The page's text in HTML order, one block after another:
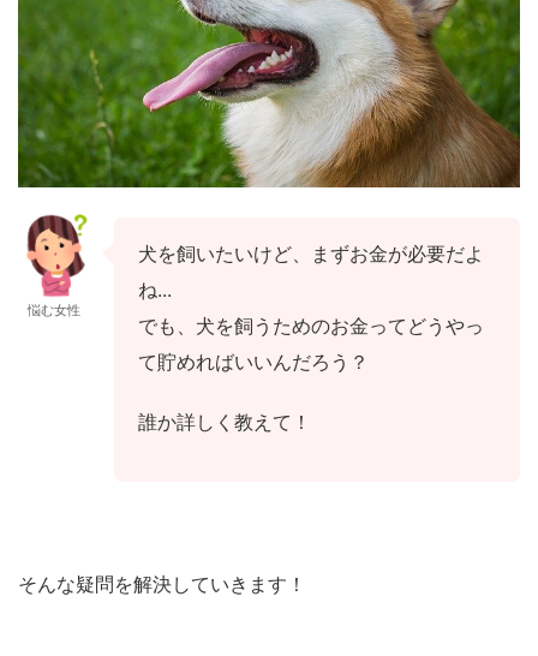
悩む女性
犬を飼いたいけど、まずお金が必要だよ
ね...
でも、犬を飼うためのお金ってどうやっ
て貯めればいいんだろう？
誰か詳しく教えて！
そんな疑問を解決していきます！